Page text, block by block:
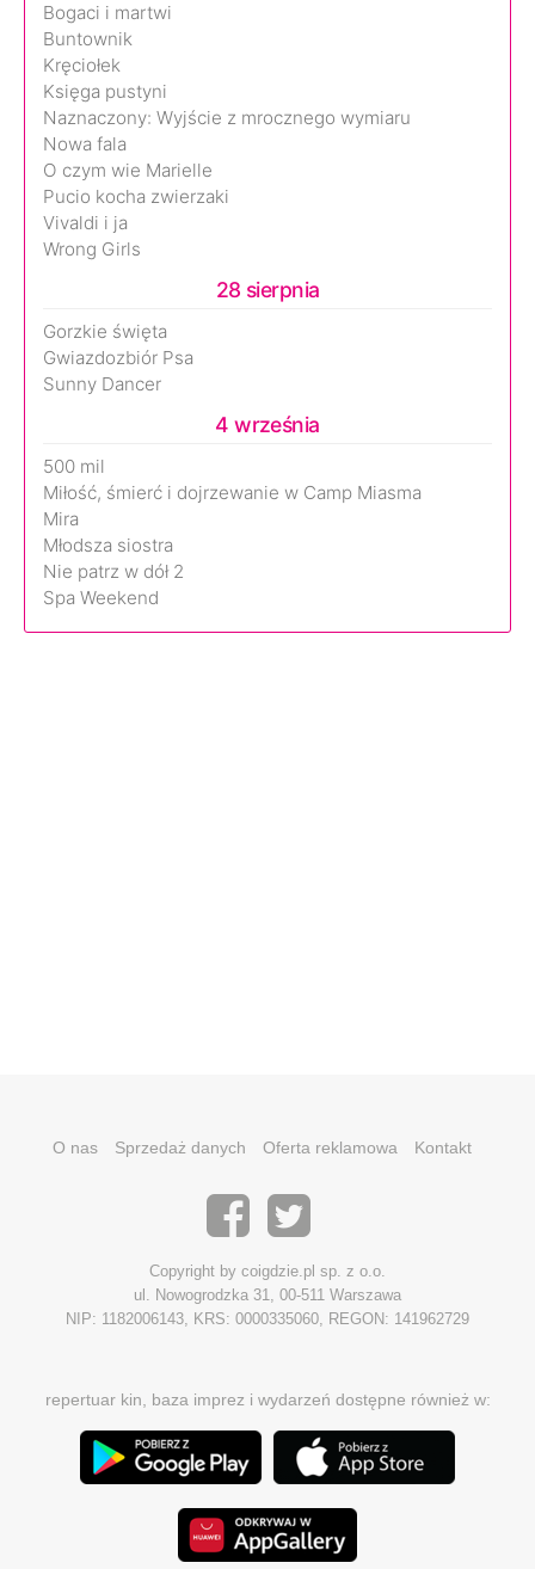
Bogaci i martwi
Buntownik
Kręciołek
Księga pustyni
Naznaczony: Wyjście z mrocznego wymiaru
Nowa fala
O czym wie Marielle
Pucio kocha zwierzaki
Vivaldi i ja
Wrong Girls
28 sierpnia
Gorzkie święta
Gwiazdozbiór Psa
Sunny Dancer
4 września
500 mil
Miłość, śmierć i dojrzewanie w Camp Miasma
Mira
Młodsza siostra
Nie patrz w dół 2
Spa Weekend
O nas Sprzedaż danych Oferta reklamowa Kontakt
Copyright by coigdzie.pl sp. z o.o.
ul. Nowogrodzka 31, 00-511 Warszawa
NIP: 1182006143, KRS: 0000335060, REGON: 141962729
repertuar kin, baza imprez i wydarzeń dostępne również w: